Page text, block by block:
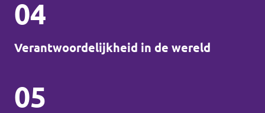
04
Verantwoordelijkheid in de wereld
05